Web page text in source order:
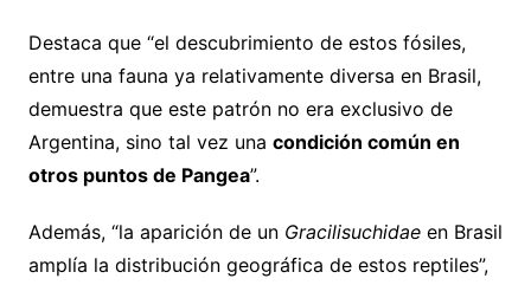
Destaca que “el descubrimiento de estos fósiles,
entre una fauna ya relativamente diversa en Brasil,
demuestra que este patrón no era exclusivo de
Argentina, sino tal vez una condición común en
otros puntos de Pangea”.
Además, “la aparición de un Gracilisuchidaeen Brasil
amplía la distribución geográfica de estos reptiles”,